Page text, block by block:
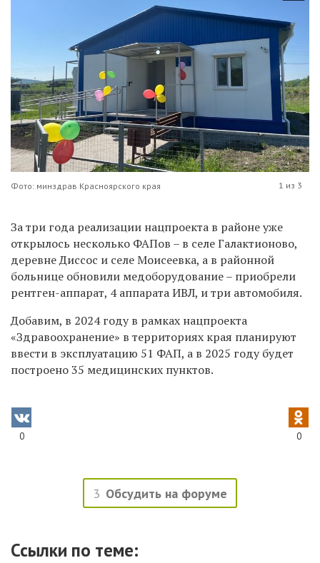
Фото: минздрав Красноярского края 1 из 3
За три года реализации нацпроекта в районе уже
открылось несколько ФАПов – в селе Галактионово,
деревне Диссос и селе Моисеевка, а в районной
больнице обновили медоборудование – приобрели
рентген-аппарат, 4 аппарата ИВЛ, и три автомобиля.
Добавим, в 2024 году в рамках нацпроекта
«Здравоохранение» в территориях края планируют
ввести в эксплуатацию 51 ФАП, а в 2025 году будет
построено 35 медицинских пунктов.
0 0
3 Обсудить на форуме
Ссылки по теме: